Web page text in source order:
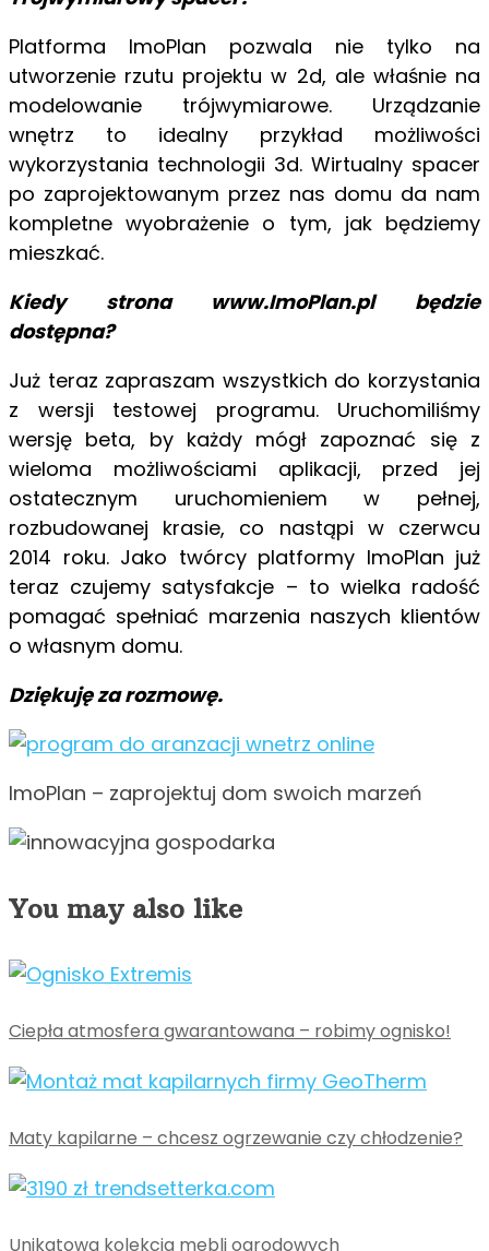
Platforma ImoPlan pozwala nie tylko na
utworzenie rzutu projektu w 2d, ale właśnie na
modelowanie trójwymiarowe. Urządzanie
wnętrz to idealny przykład możliwości
wykorzystania technologii 3d. Wirtualny spacer
po zaprojektowanym przez nas domu da nam
kompletne wyobrażenie o tym, jak będziemy
mieszkać.
Kiedy strona www.ImoPlan.pl będzie
dostępna?
Już teraz zapraszam wszystkich do korzystania
z wersji testowej programu. Uruchomiliśmy
wersję beta, by każdy mógł zapoznać się z
wieloma możliwościami aplikacji, przed jej
ostatecznym uruchomieniem w pełnej,
rozbudowanej krasie, co nastąpi w czerwcu
2014 roku. Jako twórcy platformy ImoPlan już
teraz czujemy satysfakcje – to wielka radość
pomagać spełniać marzenia naszych klientów
o własnym domu.
Dziękuję za rozmowę.
ImoPlan – zaprojektuj dom swoich marzeń
You may also like
Ciepła atmosfera gwarantowana – robimy ognisko!
Maty kapilarne – chcesz ogrzewanie czy chłodzenie?
Unikatowa kolekcja mebli ogrodowych